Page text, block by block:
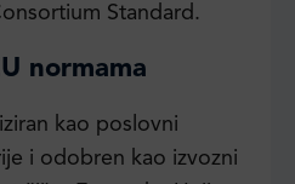
Standard.
normama
kao poslovni
i odobren kao izvozni